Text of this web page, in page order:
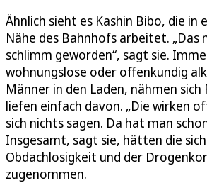
Ähnlich sieht es Kashin Bibo, die in
Nähe des Bahnhofs arbeitet. „Das
schlimm geworden“, sagt sie.
wohnungslose oder offenkundig
Männer in den Laden, nähmen sich
liefen einfach davon. „Die wirken
sich nichts sagen. Da hat man
Insgesamt, sagt sie, hätten die
Obdachlosigkeit und der
zugenommen.